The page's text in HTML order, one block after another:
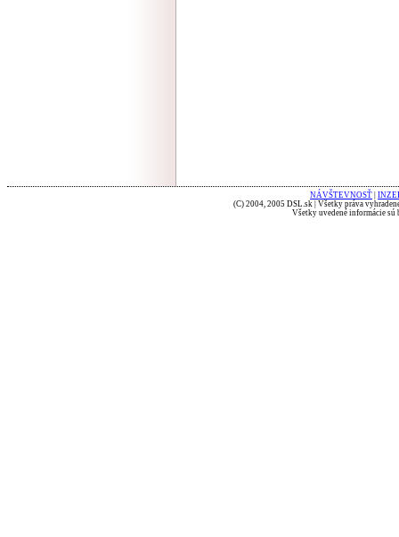
NÁVŠTEVNOSŤ
(C) 2004, 2005 DSL.sk | Všetky práva
Všetky uvedené informácie sú